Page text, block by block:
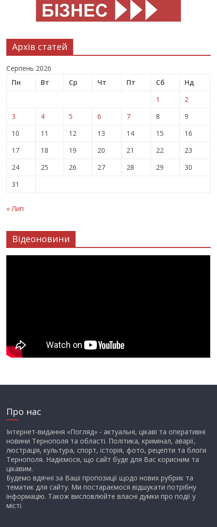
Архів статей
Серпень 2026
Пн
Вт Ср Чт Пт Сб
Нд
1
2
3
4 5 6 7 8
9
10
11 12 13 14 15
16
17
18 19 20 21 22
23
24
25 26 27 28 29
30
31
« Лип
Відеоновини
Про нас
Інтернет-видання «Погляд» - актуальні, цікаві та оперативні
новини Тернополя та області. Політика, кримінал, аварії,
люстрація, культура, спорт, історія, фото, рецепти та блоги
Тернополя. Надіємося, що сайт буде для Вас корисним та
цікавим.
Будемо вдячні за Ваші пропозиції щодо нових рубрик та
тематик для сайту. Ми постараємося відшукати потрібну
інформацію. Також висловлюйте власні думки про події у
місті.